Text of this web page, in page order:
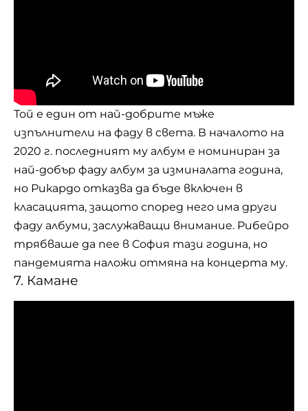
Той е един от най-добрите мъже
изпълнители на фаду в света. В началото на
2020 г. последният му албум е номиниран за
най-добър фаду албум за изминалата година,
но Рикардо отказва да бъде включен в
класацията, защото според него има други
фаду албуми, заслужаващи внимание. Рибейро
трябваше да пее в София тази година, но
пандемията наложи отмяна на концерта му.
7. Камане